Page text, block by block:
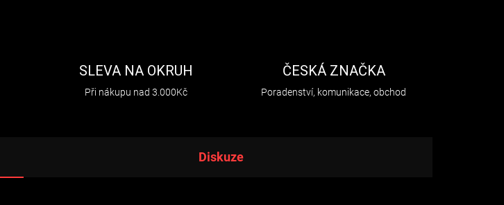
SLEVA NA OKRUH
Při nákupu nad 3.000Kč
ČESKÁ ZNAČKA
Poradenství, komunikace, obchod
Diskuze